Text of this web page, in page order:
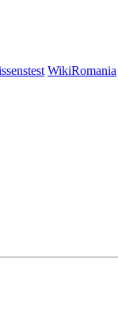
WikiRomania